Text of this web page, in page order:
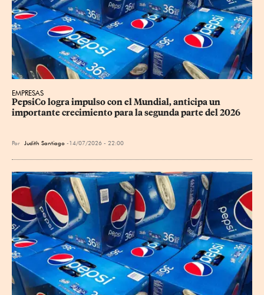
EMPRESAS
PepsiCo logra impulso con el Mundial, anticipa un
importante crecimiento para la segunda parte del 2026
Por Judith Santiago 14/07/2026 - 22:00